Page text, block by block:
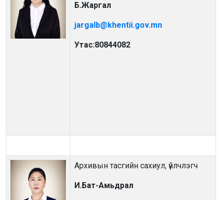
Б.Жаргал
jargalb@khentii.gov.mn
Утас:80844082
Архивын тасгийн сахиул, үйлчлэгч
И.Бат-Амьдрал